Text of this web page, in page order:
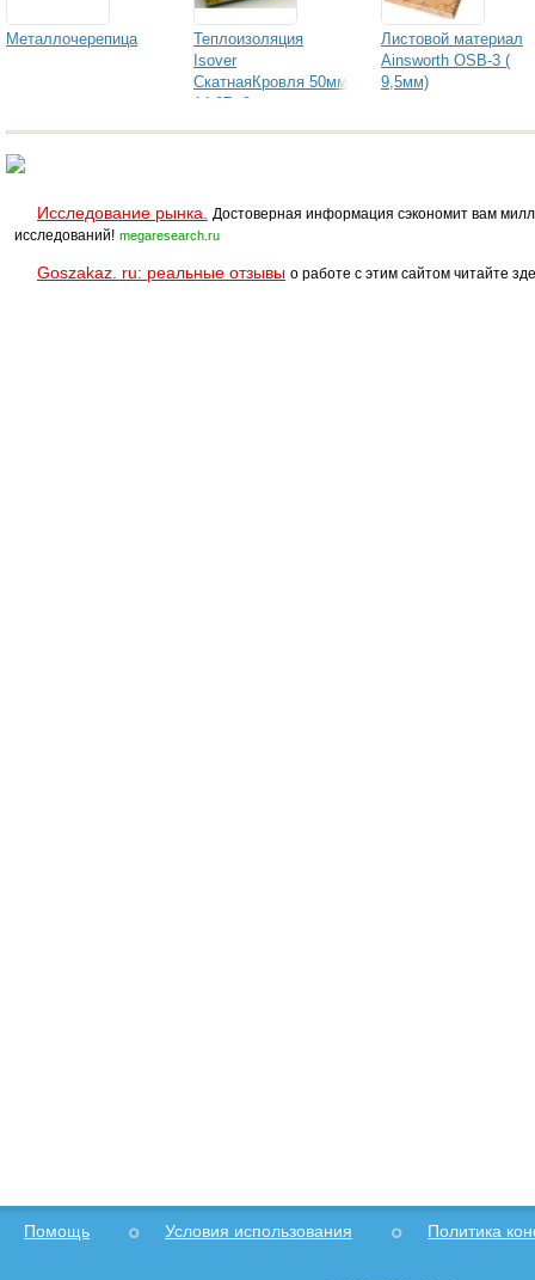
Металлочерепица
Теплоизоляция
Isover
СкатнаяКровля 50мм
14,27м2
Листовой материал
Ainsworth OSB-3 (
9,5мм)
Исследование рынка.
Достоверная информация сэкономит вам
исследований! megaresearch.ru
Goszakaz. ru: реальные отзывы о работе с этим сайтом читайте
Помощь Условия использования Политика